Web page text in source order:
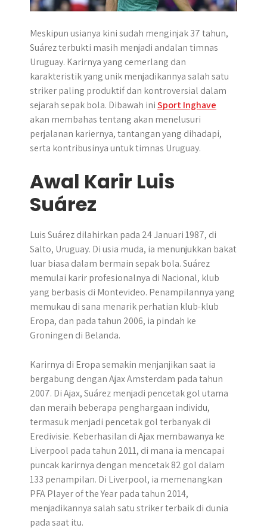
Meskipun usianya kini sudah menginjak 37 tahun,
Suárez terbukti masih menjadi andalan timnas
Uruguay. Karirnya yang cemerlang dan
karakteristik yang unik menjadikannya salah satu
striker paling produktif dan kontroversial dalam
sejarah sepak bola. Dibawah iniSport Inghave
akan membahas tentang akan menelusuri
perjalanan kariernya, tantangan yang dihadapi,
serta kontribusinya untuk timnas Uruguay.
Awal Karir Luis
Suárez
Luis Suárez dilahirkan pada 24 Januari 1987, di
Salto, Uruguay. Di usia muda, ia menunjukkan bakat
luar biasa dalam bermain sepak bola. Suárez
memulai karir profesionalnya di Nacional, klub
yang berbasis di Montevideo. Penampilannya yang
memukau di sana menarik perhatian klub-klub
Eropa, dan pada tahun 2006, ia pindah ke
Groningen di Belanda.
Karirnya di Eropa semakin menjanjikan saat ia
bergabung dengan Ajax Amsterdam pada tahun
2007. Di Ajax, Suárez menjadi pencetak gol utama
dan meraih beberapa penghargaan individu,
termasuk menjadi pencetak gol terbanyak di
Eredivisie. Keberhasilan di Ajax membawanya ke
Liverpool pada tahun 2011, di mana ia mencapai
puncak karirnya dengan mencetak 82 gol dalam
133 penampilan. Di Liverpool, ia memenangkan
PFA Player of the Year pada tahun 2014,
menjadikannya salah satu striker terbaik di dunia
pada saat itu.